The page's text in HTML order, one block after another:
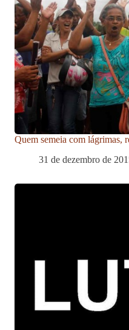
Quem semeia com lágrimas,
31 de dezembro de